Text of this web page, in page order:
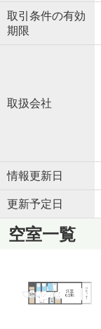
取引条件の有効
期限
取扱会社
情報更新日
更新予定日
空室一覧